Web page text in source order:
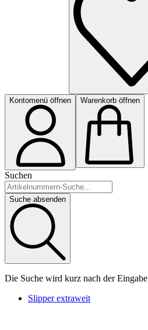
Kontomenü öffnen Warenkorb öffnen
Suchen
Suche absenden
Die Suche wird kurz nach der
Slipper extraweit